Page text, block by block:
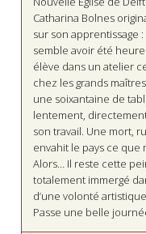
Catharina Bolnes
sur son apprentissage
semble avoir été
élève dans un atelier
chez les grands
une soixantaine de
lentement,
son travail. Une mort,
envahit le pays ce que
Alors… Il reste cette
totalement immergé
d’une volonté
Passe une belle